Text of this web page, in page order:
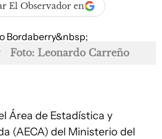
El Observador en
Foto: Leonardo Carreño
Área de Estadística y
(AECA) del Ministerio del